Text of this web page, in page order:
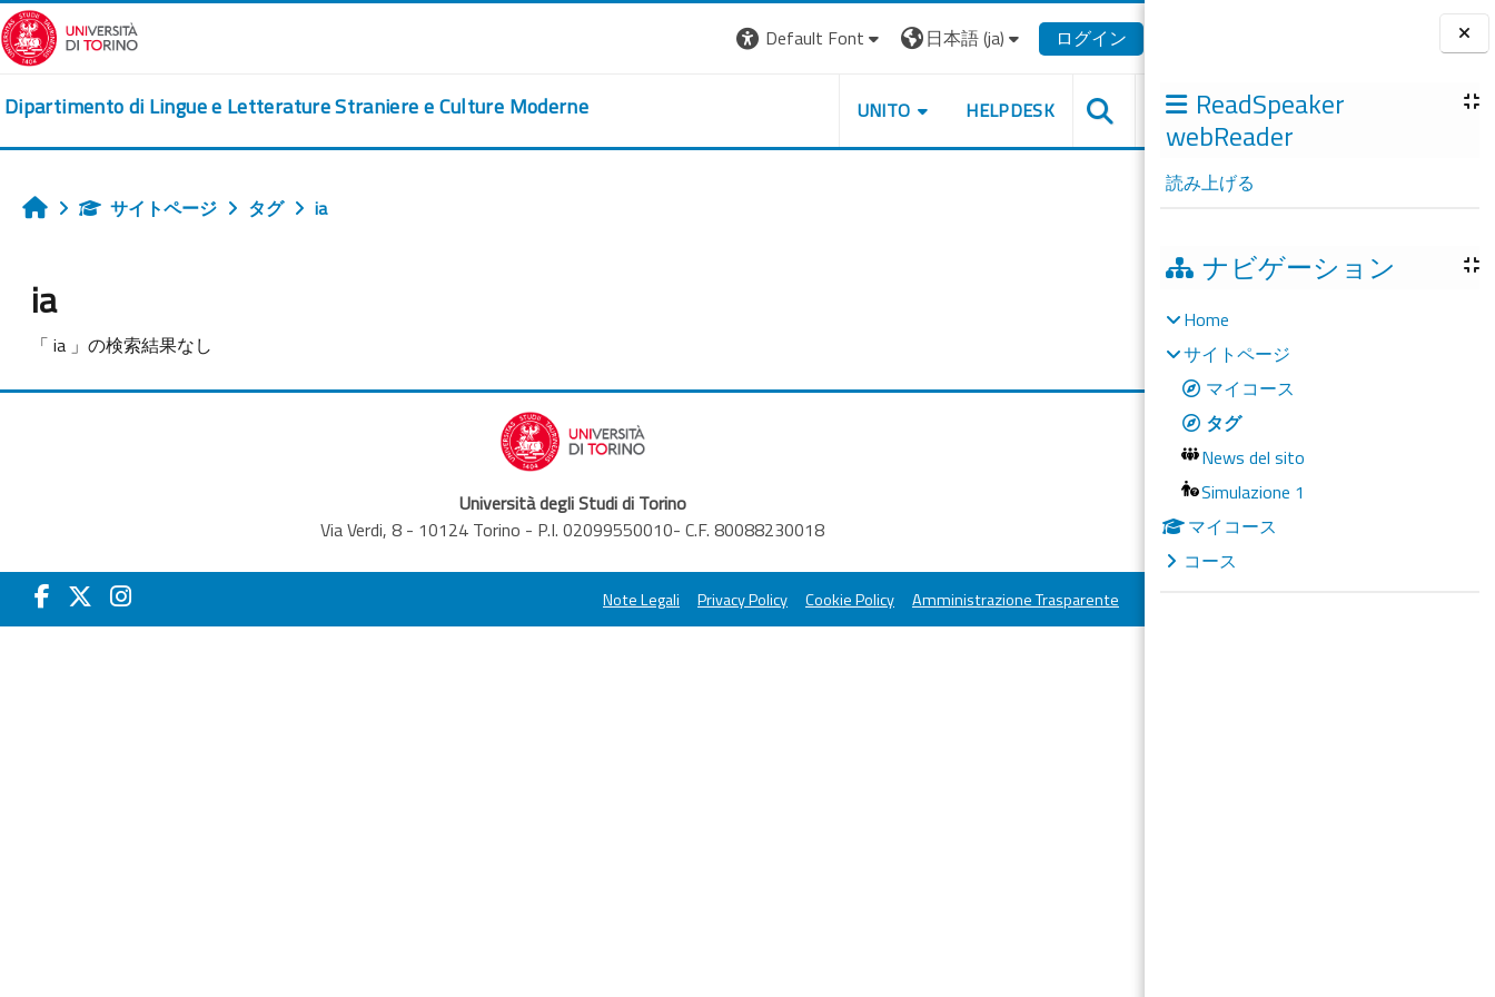
メインコンテンツへスキップする
ブロック
ReadSpeaker
webReader
読み上げる
ナビゲーション
Home
サイトページ
マイコース
タグ
News del sito
Simulazione 1
マイコース
コース
Default Font 日本語 ‎(ja)‎ ログイン
Dipartimento di Lingue e Letterature Straniere e Culture Moderne UNITO HELPDESK
ホームサイトページ タグ ia
ia
「 ia 」の検索結果なし
Università degli Studi di Torino
Via Verdi, 8 - 10124 Torino - P.I. 02099550010- C.F. 80088230018
Note Legali Privacy Policy Cookie Policy Amministrazione Trasparente